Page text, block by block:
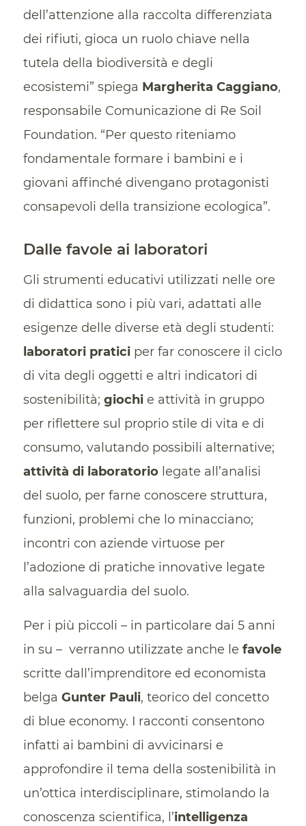
dell’attenzione alla raccolta differenziata
dei rifiuti, gioca un ruolo chiave nella
tutela della biodiversità e degli
ecosistemi” spiega Margherita Caggiano,
responsabile Comunicazione di Re Soil
Foundation. “Per questo riteniamo
fondamentale formare i bambini e i
giovani affinché divengano protagonisti
consapevoli della transizione ecologica”.
Dalle favole ai laboratori
Gli strumenti educativi utilizzati nelle ore
di didattica sono i più vari, adattati alle
esigenze delle diverse età degli studenti:
laboratori praticiper far conoscere il ciclo
di vita degli oggetti e altri indicatori di
sostenibilità; giochie attività in gruppo
per riflettere sul proprio stile di vita e di
consumo, valutando possibili alternative;
attività di laboratoriolegate all’analisi
del suolo, per farne conoscere struttura,
funzioni, problemi che lo minacciano;
incontri con aziende virtuose per
l’adozione di pratiche innovative legate
alla salvaguardia del suolo.
Per i più piccoli – in particolare dai 5 anni
in su – verranno utilizzate anche le favole
scritte dall’imprenditore ed economista
belga Gunter Pauli, teorico del concetto
di blue economy. I racconti consentono
infatti ai bambini di avvicinarsi e
approfondire il tema della sostenibilità in
un’ottica interdisciplinare, stimolando la
conoscenza scientifica, l’intelligenza